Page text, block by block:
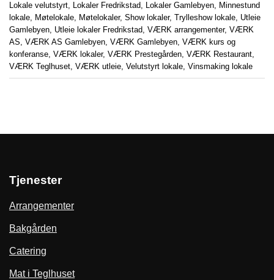
Lokale velutstyrt, Lokaler Fredrikstad, Lokaler Gamlebyen, Minnestund
lokale, Møtelokale, Møtelokaler, Show lokaler, Trylleshow lokale, Utleie
Gamlebyen, Utleie lokaler Fredrikstad, VÆRK arrangementer, VÆRK
AS, VÆRK AS Gamlebyen, VÆRK Gamlebyen, VÆRK kurs og
konferanse, VÆRK lokaler, VÆRK Prestegården, VÆRK Restaurant,
VÆRK Teglhuset, VÆRK utleie, Velutstyrt lokale, Vinsmaking lokale
Tjenester
Arrangementer
Bakgården
Catering
Mat i Teglhuset